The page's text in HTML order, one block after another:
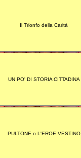
Il Trionfo della Carità
UN PO' DI STORIA CITTADINA
PULTONE o L'EROE VESTINO